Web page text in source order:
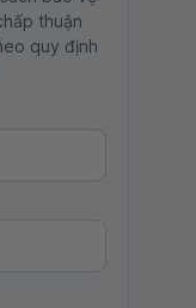
thuận
quy định